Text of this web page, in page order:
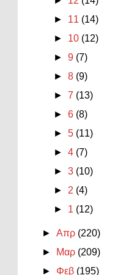
► 11 (14)
► 10 (12)
►9 (7)
►8 (9)
►7 (13)
►6 (8)
►5 (11)
►4 (7)
►3 (10)
► 2 (4)
► 1 (12)
►Απρ (220)
►
Μαρ (209)
► Φεβ (195)